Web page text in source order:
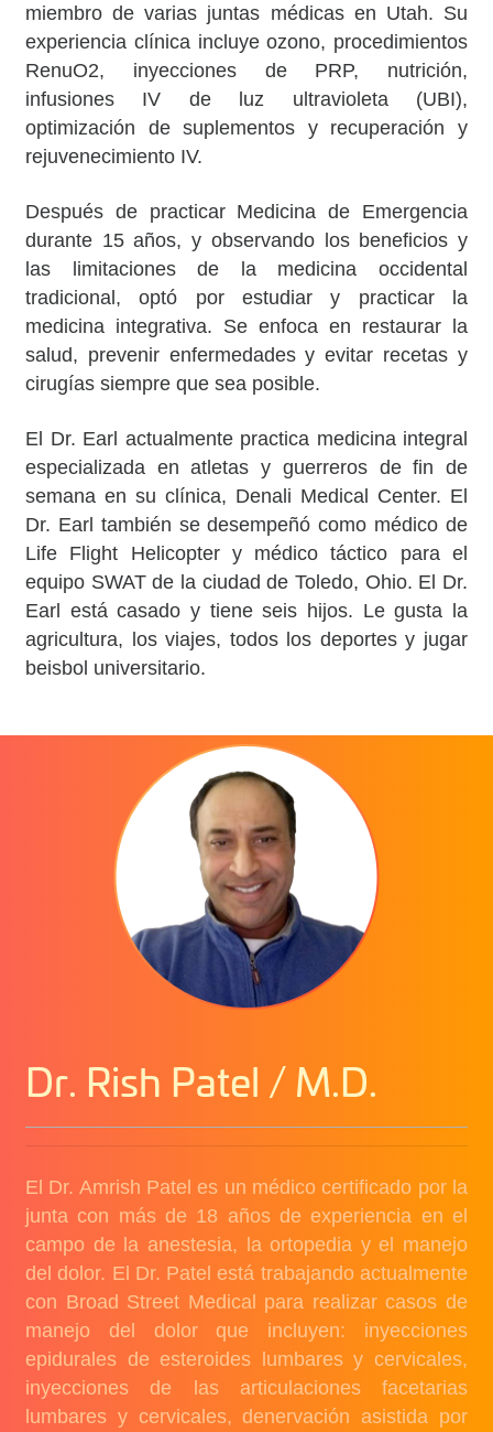
miembro de varias juntas médicas en Utah. Su
experiencia clínica incluye ozono, procedimientos
RenuO2, inyecciones de PRP, nutrición,
infusiones IV de luz ultravioleta (UBI),
optimización de suplementos y recuperación y
rejuvenecimiento IV.
Después de practicar Medicina de Emergencia
durante 15 años, y observando los beneficios y
las limitaciones de la medicina occidental
tradicional, optó por estudiar y practicar la
medicina integrativa. Se enfoca en restaurar la
salud, prevenir enfermedades y evitar recetas y
cirugías siempre que sea posible.
El Dr. Earl actualmente practica medicina integral
especializada en atletas y guerreros de fin de
semana en su clínica, Denali Medical Center. El
Dr. Earl también se desempeñó como médico de
Life Flight Helicopter y médico táctico para el
equipo SWAT de la ciudad de Toledo, Ohio. El Dr.
Earl está casado y tiene seis hijos. Le gusta la
agricultura, los viajes, todos los deportes y jugar
beisbol universitario.
Dr. Rish Patel / M.D.
El Dr. Amrish Patel es un médico certificado por la
junta con más de 18 años de experiencia en el
campo de la anestesia, la ortopedia y el manejo
del dolor. El Dr. Patel está trabajando actualmente
con Broad Street Medical para realizar casos de
manejo del dolor que incluyen: inyecciones
epidurales de esteroides lumbares y cervicales,
inyecciones de las articulaciones facetarias
lumbares y cervicales, denervación asistida por